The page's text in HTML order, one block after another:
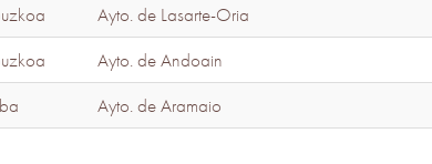
Ayto. de Lasarte-Oria
Ayto. de Andoain
Ayto. de Aramaio